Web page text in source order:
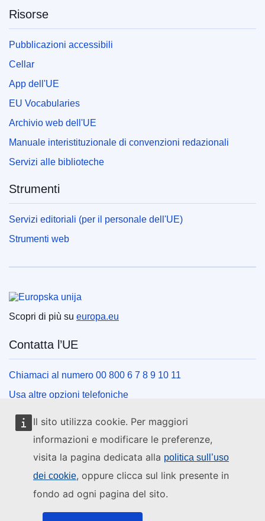
Il sito utilizza cookie. Per maggiori
informazioni e modificare le preferenze,
visita la pagina dedicata alla politica sull’uso
dei cookie, oppure clicca sul link presente in
fondo ad ogni pagina del sito.
Risorse
Pubblicazioni accessibili
Cellar
App dell'UE
EU Vocabularies
Archivio web dell'UE
Manuale interistituzionale di convenzioni redazionali
Servizi alle biblioteche
Strumenti
Servizi editoriali (per il personale dell'UE)
Strumenti web
Unione europea
Scopri di più su europa.eu
Contatta l’UE
Chiamaci al numero 00 800 6 7 8 9 10 11
Usa altre opzioni telefoniche
Scrivici usando l’apposito modulo
Incontraci presso uno dei centri dell’UE
Cerca i canali social dell’UE